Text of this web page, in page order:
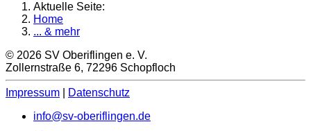
Aktuelle Seite:
Home
... & mehr
© 2026 SV Oberiflingen e. V.
Zollernstraße 6, 72296 Schopfloch
Impressum
Datenschutz
info@sv-oberiflingen.de